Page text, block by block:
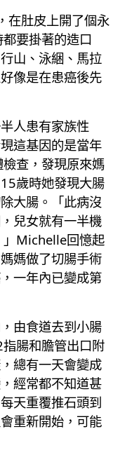
在肚皮上開了個永
要掛著的造口
山、泳綑、馬拉
像是在患癌後先
人患有家族性
這基因的是當年
查，發現原來媽
歲時她發現大腸
大腸。「此病沒
兒女就有一半機
」Michelle回憶起
媽做了切腸手術
一年內已變成第
由食道去到小腸
腸和膽管出口附
總有一天會變成
經常都不知道甚
天重覆推石頭到
重新開始，可能